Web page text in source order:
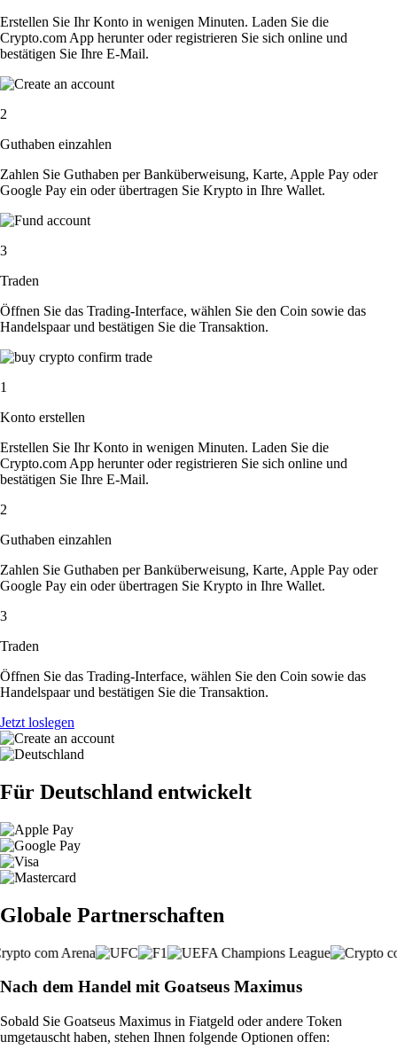
Erstellen Sie Ihr Konto in wenigen Minuten. Laden Sie die
Crypto.com App herunter oder registrieren Sie sich online und
bestätigen Sie Ihre E-Mail.
2
Guthaben einzahlen
Zahlen Sie Guthaben per Banküberweisung, Karte, Apple Pay oder
Google Pay ein oder übertragen Sie Krypto in Ihre Wallet.
3
Traden
Öffnen Sie das Trading-Interface, wählen Sie den Coin sowie das
Handelspaar und bestätigen Sie die Transaktion.
1
Konto erstellen
Erstellen Sie Ihr Konto in wenigen Minuten. Laden Sie die
Crypto.com App herunter oder registrieren Sie sich online und
bestätigen Sie Ihre E-Mail.
2
Guthaben einzahlen
Zahlen Sie Guthaben per Banküberweisung, Karte, Apple Pay oder
Google Pay ein oder übertragen Sie Krypto in Ihre Wallet.
3
Traden
Öffnen Sie das Trading-Interface, wählen Sie den Coin sowie das
Handelspaar und bestätigen Sie die Transaktion.
Jetzt loslegen
Für Deutschland entwickelt
Globale Partnerschaften
Nach dem Handel mit Goatseus Maximus
Sobald Sie Goatseus Maximus in Fiatgeld oder andere Token
umgetauscht haben, stehen Ihnen folgende Optionen offen: